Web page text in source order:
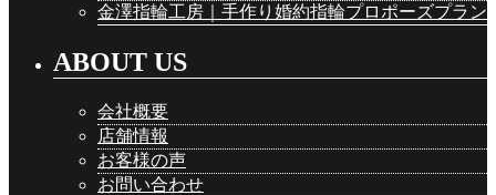
金澤指輪工房｜手作り婚約指輪プロポーズプラン
ABOUT US
会社概要
店舗情報
お客様の声
お問い合わせ